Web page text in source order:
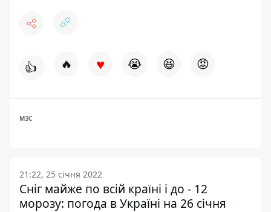
👍 🔥 ♥ 😭 😆 😡
МЗС
21:22, 25 січня 2022
Сніг майже по всій країні і до - 12
морозу: погода в Україні на 26 січня